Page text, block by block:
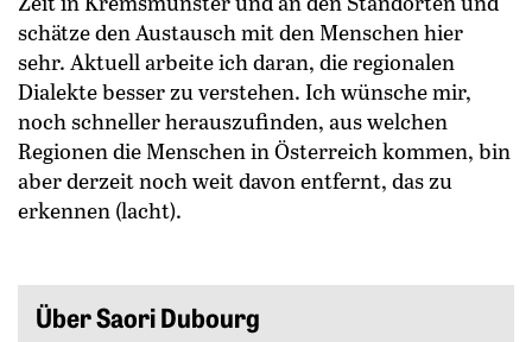
schätze den Austausch mit den Menschen hier
sehr. Aktuell arbeite ich daran, die regionalen
Dialekte besser zu verstehen. Ich wünsche mir,
noch schneller herauszufinden, aus welchen
Regionen die Menschen in Österreich kommen, bin
aber derzeit noch weit davon entfernt, das zu
erkennen (lacht).
Über Saori Dubourg